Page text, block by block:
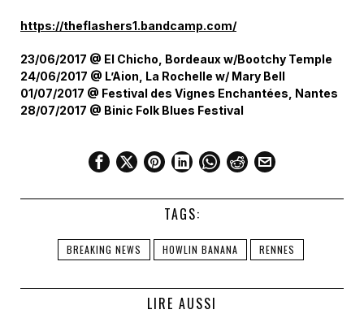
https://theflashers1.bandcamp.com/
23/06/2017 @ El Chicho, Bordeaux w/Bootchy Temple
24/06/2017 @ L’Aion, La Rochelle w/ Mary Bell
01/07/2017 @ Festival des Vignes Enchantées, Nantes
28/07/2017 @ Binic Folk Blues Festival
TAGS:
BREAKING NEWS HOWLIN BANANA RENNES
LIRE AUSSI